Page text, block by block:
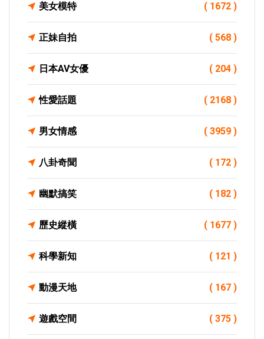
美女模特 ( 1672 )
正妹自拍 ( 568 )
日本AV女優 ( 204 )
性愛話題 ( 2168 )
男女情感 ( 3959 )
八卦奇聞 ( 172 )
幽默搞笑 ( 182 )
歷史縱橫 ( 1677 )
科學新知 ( 121 )
動漫天地 ( 167 )
遊戲空間 ( 375 )